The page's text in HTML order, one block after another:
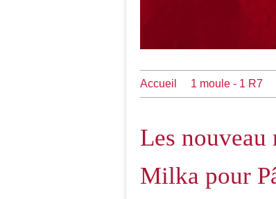
Accueil 1 moule - 1 R7
Les
Milka pour